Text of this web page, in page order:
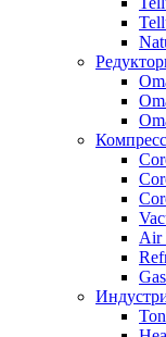
Air